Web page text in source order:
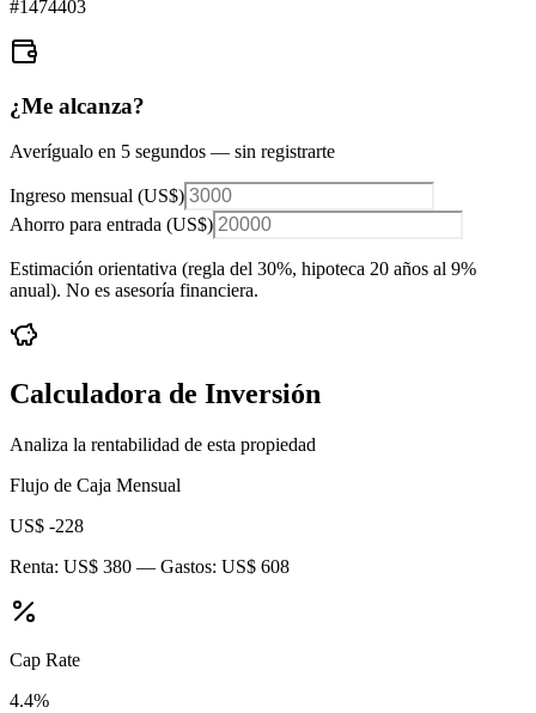
#1474403
¿Me alcanza?
Averígualo en 5 segundos — sin registrarte
Ingreso mensual (US$)
Ahorro para entrada (US$)
Estimación orientativa (regla del 30%, hipoteca 20 años al 9%
anual). No es asesoría financiera.
Calculadora de Inversión
Analiza la rentabilidad de esta propiedad
Flujo de Caja Mensual
US$ -228
Renta: US$ 380 — Gastos: US$ 608
Cap Rate
4.4%